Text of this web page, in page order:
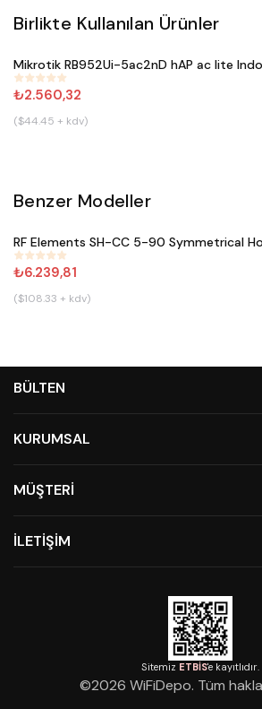
Birlikte Kullanılan Ürünler
#311
Satın Al
Mikrotik RB952Ui-5ac2nD hAP ac lite
₺2.560,32
($44.45 + kdv)
Benzer Modeller
#644
RF Elements SH-CC 5-90 Symmetrical
₺6.239,81
($108.33 + kdv)
BÜLTEN
KURUMSAL
MÜŞTERİ
İLETİŞİM
Sitemiz ETBİS'e kayıtlıdır.
©2026 WiFiDepo. Tüm